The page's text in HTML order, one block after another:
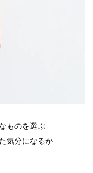
ものを選ぶ
気分になるか